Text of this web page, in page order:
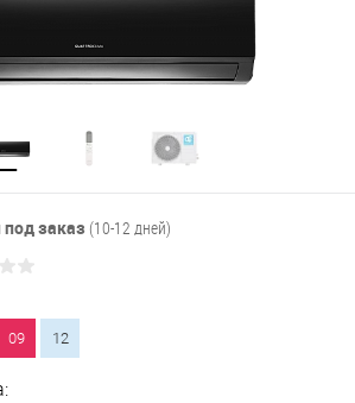
под заказ (10-12 дней)
09 12